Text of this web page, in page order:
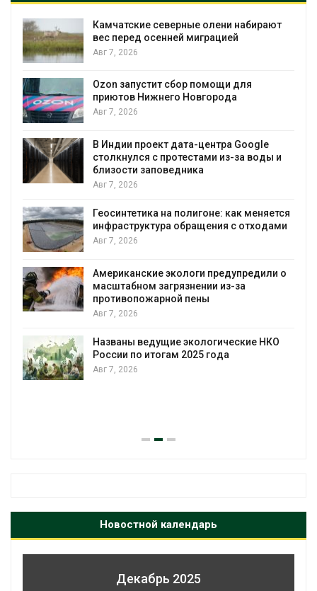
Камчатские северные олени набирают
вес перед осенней миграцией
Авг 7, 2026
Ozon запустит сбор помощи для
приютов Нижнего Новгорода
Авг 7, 2026
В Индии проект дата-центра Google
столкнулся с протестами из-за воды и
близости заповедника
Авг 7, 2026
Геосинтетика на полигоне: как меняется
инфраструктура обращения с отходами
Авг 7, 2026
Американские экологи предупредили о
масштабном загрязнении из-за
противопожарной пены
Авг 7, 2026
Названы ведущие экологические НКО
России по итогам 2025 года
Авг 7, 2026
Новостной календарь
Декабрь 2025